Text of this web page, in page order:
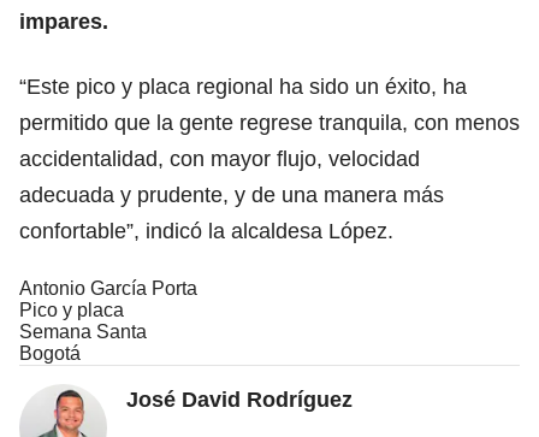
impares.
“Este pico y placa regional ha sido un éxito, ha
permitido que la gente regrese tranquila, con menos
accidentalidad, con mayor flujo, velocidad
adecuada y prudente, y de una manera más
confortable”, indicó la alcaldesa López.
Antonio García Porta
Pico y placa
Semana Santa
Bogotá
José David Rodríguez